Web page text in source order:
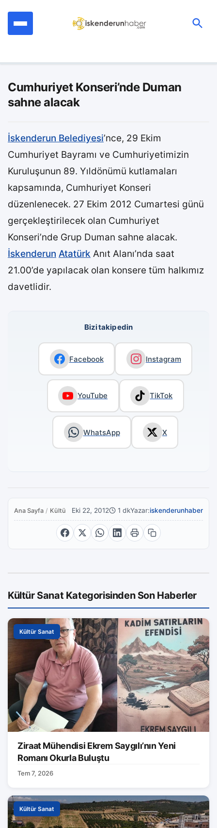
Cumhuriyet Konseri’nde Duman
sahne alacak
İskenderun Belediyesi’nce, 29 Ekim
Cumhuriyet Bayramı ve Cumhuriyetimizin
Kuruluşunun 89. Yıldönümü kutlamaları
kapsamında, Cumhuriyet Konseri
düzenlenecek. 27 Ekim 2012 Cumartesi günü
gerçekleştirilecek olan Cumhuriyet
Konseri’nde Grup Duman sahne alacak.
İskenderun Atatürk Anıt Alanı’nda saat
21.00’de yapılacak olan konsere tüm halkımız
davetlidir.
Bizi takip edin
Facebook Instagram
YouTube TikTok
WhatsApp X
Ana Sayfa / Kültür SanatEki 22, 2012 1 dkYazar:iskenderunhaber
Kültür Sanat Kategorisinden Son Haberler
Kültür Sanat
Ziraat Mühendisi Ekrem Saygılı’nın Yeni
Romanı Okurla Buluştu
Tem 7, 2026
Kültür Sanat